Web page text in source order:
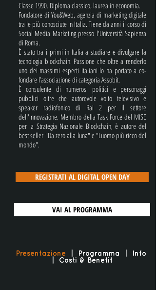
Classe 1990. Diploma classico, laurea in economia.
Fondatore di You&Web, agenzia di marketing digitale
tra le più conosciute in Italia. Tiene da anni il corso di
Social Media Marketing presso l'Università Sapienza
di Roma.
È stato tra i primi in Italia a studiare e divulgare la
tecnologia blockchain. Passione che oltre a renderlo
uno dei massimi esperti italiani lo ha portato a co-
fondare l’associazione di categoria Assobit.
È consulente di numerosi politici e personaggi
pubblici oltre che autorevole volto televisivo e
speaker radiofonico di Rai 2 per il settore
dell'innovazione. Membro della Task Force del MISE
per la Strategia Nazionale Blockchain, è autore del
best seller "Da zero alla luna" e "Luomo più ricco del
mondo".
REGISTRATI AL DIGITAL OPEN DAY
VAI AL PROGRAMMA
Presentazione Programma
Info
Costi & Benefit